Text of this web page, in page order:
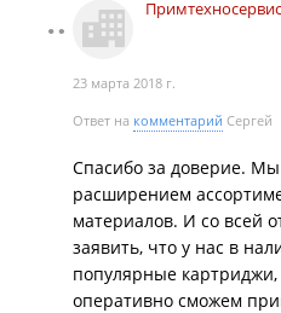
Примтехносервис
23 марта 2018 г.
Ответ на комментарий Сергей
Спасибо за доверие.
расширением
материалов. И со всей
заявить, что у нас в
популярные картриджи,
оперативно сможем